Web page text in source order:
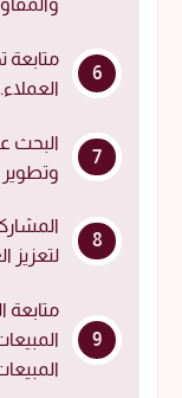
العملاء.
البحث
لتعزيز
متابعة